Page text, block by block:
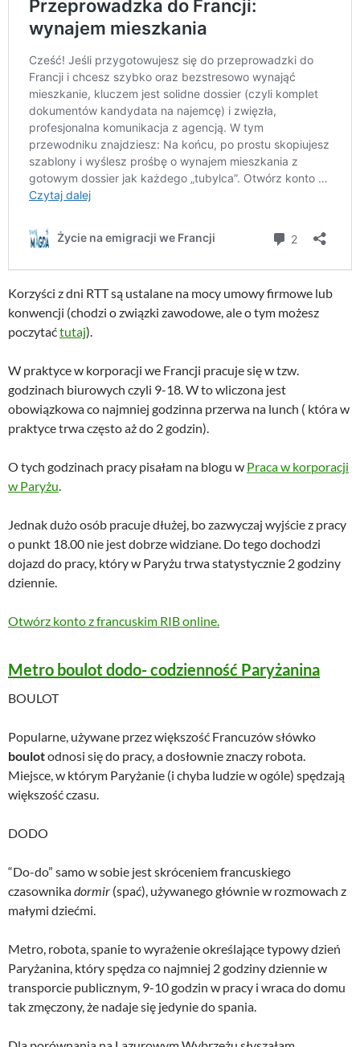
Korzyści z dni RTT są ustalane na mocy umowy firmowe lub
konwencji (chodzi o związki zawodowe, ale o tym możesz
poczytaćtutaj).
W praktyce w korporacji we Francji pracuje się w tzw.
godzinach biurowych czyli 9-18. W to wliczona jest
obowiązkowa co najmniej godzinna przerwa na lunch ( która w
praktyce trwa często aż do 2 godzin).
O tych godzinach pracy pisałam na blogu w Praca w korporacji
w Paryżu.
Jednak dużo osób pracuje dłużej, bo zazwyczaj wyjście z pracy
o punkt 18.00 nie jest dobrze widziane. Do tego dochodzi
dojazd do pracy, który w Paryżu trwa statystycznie 2 godziny
dziennie.
Otwórz konto z francuskim RIB online.
Metro boulot dodo- codzienność Paryżanina
BOULOT
Popularne, używane przez większość Francuzów słówko
boulotodnosi się do pracy, a dosłownie znaczy robota.
Miejsce, w którym Paryżanie (i chyba ludzie w ogóle) spędzają
większość czasu.
DODO
“Do-do” samo w sobie jest skróceniem francuskiego
czasownikadormir (spać), używanego głównie w rozmowach z
małymi dziećmi.
Metro, robota, spanie to wyrażenie określające typowy dzień
Paryżanina, który spędza co najmniej 2 godziny dziennie w
transporcie publicznym, 9-10 godzin w pracy i wraca do domu
tak zmęczony, że nadaje się jedynie do spania.